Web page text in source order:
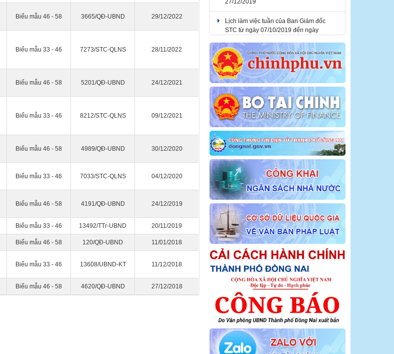
Biểu mẫu 46 - 58 3665/QĐ-UBND 29/12/2022
Biểu mẫu 33 - 46 7273/STC-QLNS 28/11/2022
Biểu mẫu 46 - 58 5201/QĐ-UBND 24/12/2021
Biểu mẫu 33 - 46 8212/STC-QLNS 09/12/2021
Biểu mẫu 46 - 58 4989/QĐ-UBND 30/12/2020
Biểu mẫu 33 - 46 7033/STC-QLNS 04/12/2020
Biểu mẫu 46 - 58 4191/QĐ-UBND 24/12/2019
Biểu mẫu 33 - 46 13492/TTr-UBND 20/11/2019
Biểu mẫu 46 - 58 120/QĐ-UBND 11/01/2018
Biểu mẫu 33 - 46 13608/UBND-KT 11/12/2018
Biểu mẫu 46 - 58 4620/QĐ-UBND 27/12/2018
Lịch làm việc tuần của Ban Giám đốc
12/10/2019
Lịch làm việc tuần của Ban Giám đốc
STC từ ngày 04/11/2019 đến ngày
08/11/2019